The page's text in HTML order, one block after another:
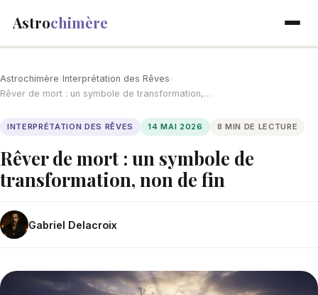
Astrochimère
Astrochimère›Interprétation des Rêves›
Rêver de mort : un symbole de transformation,…
INTERPRÉTATION DES RÊVES 14 MAI 2026 8 MIN DE LECTURE
Rêver de mort : un symbole de
transformation, non de fin
Gabriel Delacroix